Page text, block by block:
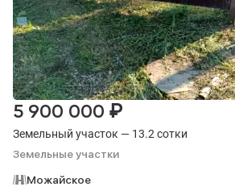
Земельный участок — 13.2 сотки
Земельные участки
5 900 000 ₽
Можайское